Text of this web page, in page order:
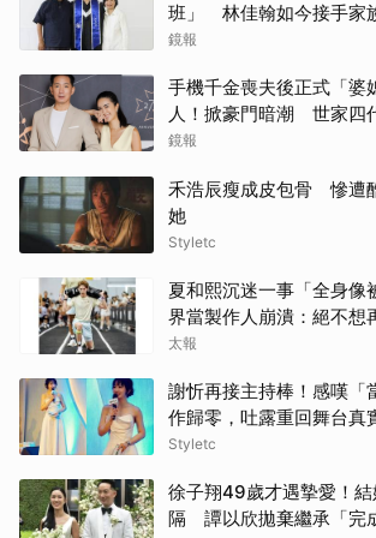
班」 林佳翰如今接手家
鏡報
手機千金喪夫後正式「婆
人！掀豪門暗潮 世家四
只是一個年輕人
鏡報
禾浩辰瘦成皮包骨 慘遭
她
Styletc
夏和熙沉迷一事「全身
界當製作人崩潰：絕不想
太報
謝忻再接主持棒！感嘆「
作歸零，吐露重回舞台真
Styletc
徐子翔49歲才遇摯愛！
隔 譚以欣拋棄繼承「完